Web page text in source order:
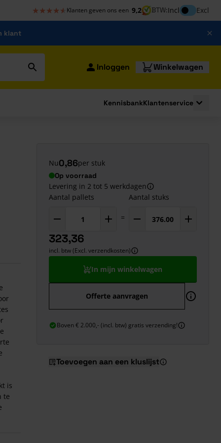
★★★★★
★★★★★ Klanten geven ons een 9,2 BTW:InclInclusief btw
Excl
klant
Inloggen Winkelwagen
KennisbankKlantenservice
is
te
Nu0,86per stuk
Op voorraad
Levering in 2 tot 5 werkdagen
Aantal pallets
=
Aantal stuks
323,36
incl. btw (Excl. verzendkosten)
In mijn winkelwagen
Offerte aanvragen
Boven € 2.000,- (incl. btw) gratis verzending!
Toevoegen aan een kluslijst